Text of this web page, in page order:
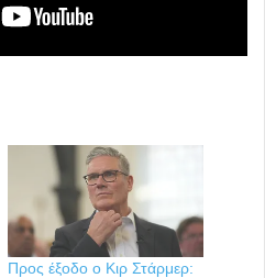
Προς έξοδο ο Κιρ Στάρμερ: